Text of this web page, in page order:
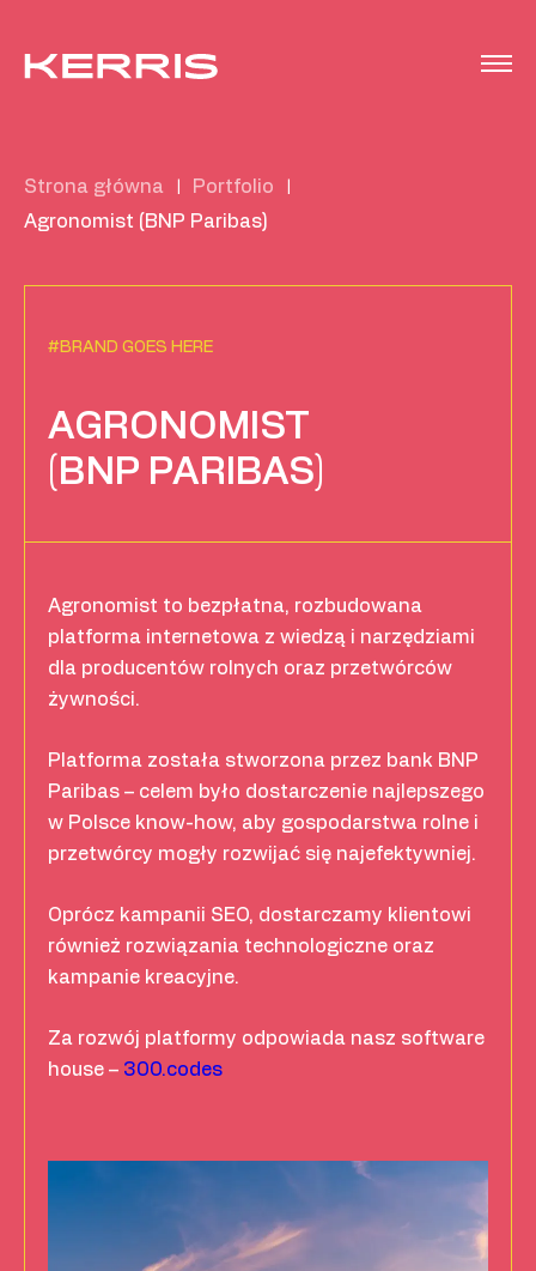
Strona główna Portfolio
Agronomist (BNP Paribas)
#BRAND GOES HERE
AGRONOMIST
(BNP PARIBAS)
Agronomist to bezpłatna, rozbudowana
platforma internetowa z wiedzą i narzędziami
dla producentów rolnych oraz przetwórców
żywności.
Platforma została stworzona przez bank BNP
Paribas – celem było dostarczenie najlepszego
w Polsce know-how, aby gospodarstwa rolne i
przetwórcy mogły rozwijać się najefektywniej.
Oprócz kampanii SEO, dostarczamy klientowi
również rozwiązania technologiczne oraz
kampanie kreacyjne.
Za rozwój platformy odpowiada nasz software
house – 300.codes